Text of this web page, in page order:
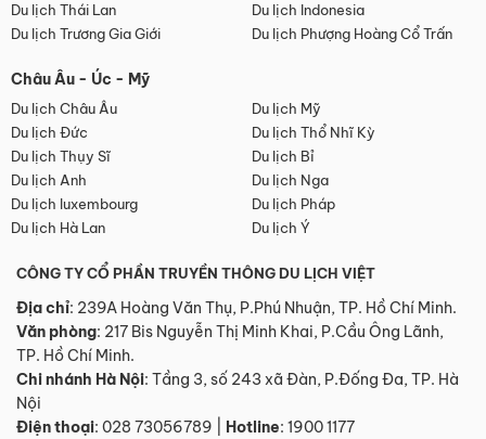
Du lịch Thái Lan
Du lịch Indonesia
Du lịch Trương Gia Giới
Du lịch Phượng Hoàng Cổ Trấn
Châu Âu - Úc - Mỹ
Du lịch Châu Âu
Du lịch Mỹ
Du lịch Đức
Du lịch Thổ Nhĩ Kỳ
Du lịch Thụy Sĩ
Du lịch Bỉ
Du lịch Anh
Du lịch Nga
Du lịch luxembourg
Du lịch Pháp
Du lịch Hà Lan
Du lịch Ý
CÔNG TY CỔ PHẦN TRUYỀN THÔNG DU LỊCH VIỆT
Địa chỉ: 239A Hoàng Văn Thụ, P.Phú Nhuận, TP. Hồ Chí Minh.
Văn phòng: 217 Bis Nguyễn Thị Minh Khai, P.Cầu Ông Lãnh,
TP. Hồ Chí Minh.
Chi nhánh Hà Nội: Tầng 3, số 243 xã Đàn, P.Đống Đa, TP. Hà
Nội
Điện thoại: 028 73056789 Hotline: 1900 1177